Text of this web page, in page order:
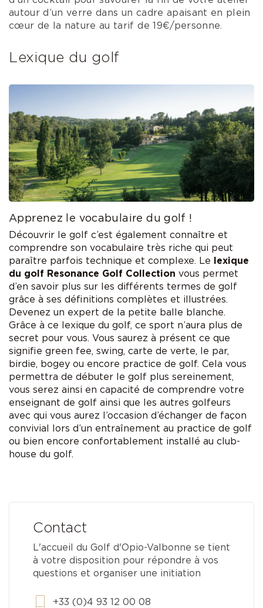
autour d’un verre dans un cadre apaisant en plein
cœur de la nature au tarif de 19€/personne.
Lexique du golf
Apprenez le vocabulaire du golf !
Découvrir le golf c’est également connaître et
comprendre son vocabulaire très riche qui peut
paraître parfois technique et complexe. Le
lexique
du golf Resonance Golf Collection vous permet
d’en savoir plus sur les différents termes de golf
grâce à ses définitions complètes et illustrées.
Devenez un expert de la petite balle blanche.
Grâce à ce lexique du golf, ce sport n’aura plus de
secret pour vous. Vous saurez à présent ce que
signifie green fee, swing, carte de verte, le par,
birdie, bogey ou encore practice de golf. Cela vous
permettra de débuter le golf plus sereinement,
vous serez ainsi en capacité de comprendre votre
enseignant de golf ainsi que les autres golfeurs
avec qui vous aurez l’occasion d’échanger de façon
convivial lors d’un entraînement au practice de golf
ou bien encore confortablement installé au club-
house du golf.
Contact
L'accueil du Golf d'Opio-Valbonne se tient
à votre disposition pour répondre à vos
questions et organiser une initiation
+33 (0)4 93 12 00 08